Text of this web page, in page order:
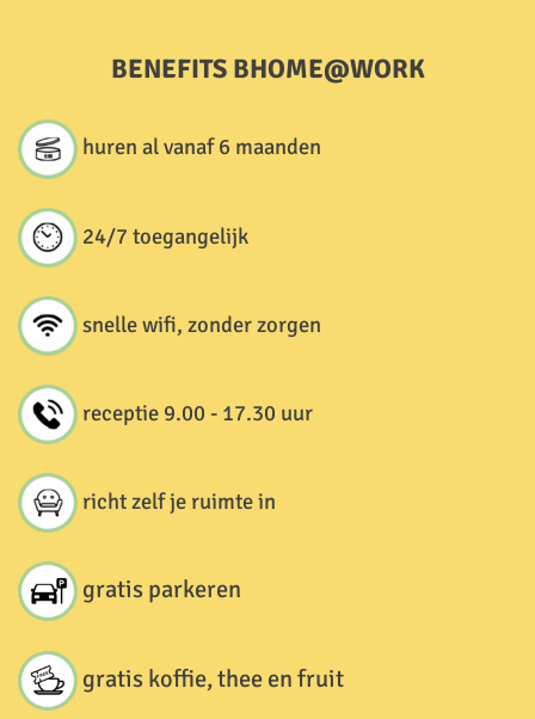
BENEFITS BHOME@WORK
huren al vanaf 6 maanden
24/7 toegangelijk
snelle wifi, zonder zorgen
receptie 9.00 - 17.30 uur
richt zelf je ruimte in
gratis parkeren
gratis koffie, thee en fruit